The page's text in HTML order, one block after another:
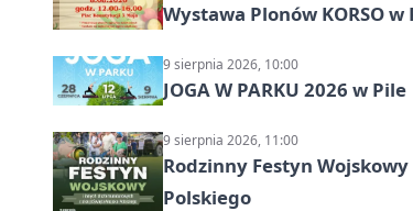
Wystawa Plonów KORSO w
9 sierpnia 2026, 10:00
JOGA W PARKU 2026 w Pile
9 sierpnia 2026, 11:00
Rodzinny Festyn
Polskiego